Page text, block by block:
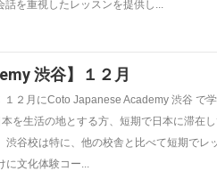
を重視したレッスンを提供し...
渋谷】１２月
２月にCoto Japanese Academy 渋谷 で
を生活の地とする方、短期で日本に滞在
谷校は特に、他の校舎と比べて短期でレ
に文化体験コー...